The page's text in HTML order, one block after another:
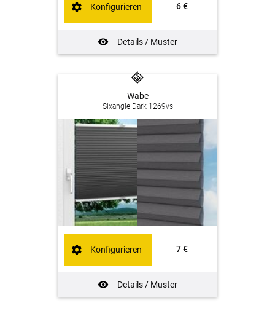
6 €
Details / Muster
Konfigurieren
Wabe
Sixangle Dark 1269vs
7 €
Details / Muster
Konfigurieren